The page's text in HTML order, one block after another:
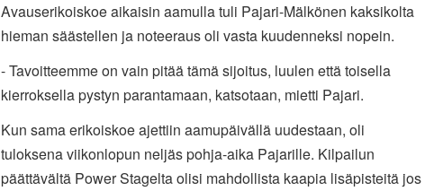
Avauserikoiskoe aikaisin aamulla tuli Pajari-Mälkönen kaksikolta
hieman säästellen ja noteeraus oli vasta kuudenneksi nopein.
- Tavoitteemme on vain pitää tämä sijoitus, luulen että toisella
kierroksella pystyn parantamaan, katsotaan, mietti Pajari.
Kun sama erikoiskoe ajettiin aamupäivällä uudestaan, oli
tuloksena viikonlopun neljäs pohja-aika Pajarille. Kilpailun
päättävältä Power Stagelta olisi mahdollista kaapia lisäpisteitä jos